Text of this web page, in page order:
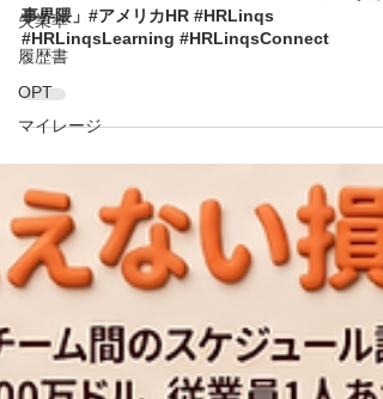
失業率
履歴書
OPT
マイレージ
2 日前
読了時間: 0分
AIに代替されにくいスキルとは？ / Human Skills
That Matter More as AI Advances :「アメリカ
#HRLinqsLearning #HRLinqsConnect